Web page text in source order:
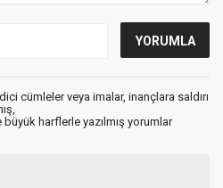
cümleler veya imalar, inançlara saldırı
harflerle yazılmış yorumlar